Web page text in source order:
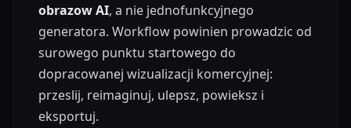
obrazow AI, a nie jednofunkcyjnego
generatora. Workflow powinien prowadzic od
surowego punktu startowego do
dopracowanej wizualizacji komercyjnej:
przeslij, reimaginuj, ulepsz, powieksz i
eksportuj.